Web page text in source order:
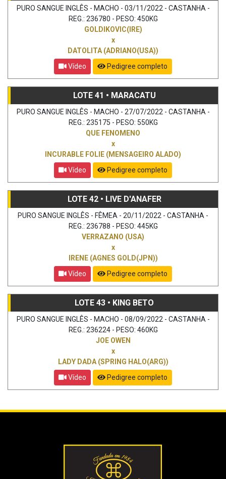
PURO SANGUE INGLÊS - MACHO - 03/11/2022 - CASTANHA -
REG.: 236780 - PESO: 450KG
GOLDIKOVIC(IRE)
x
DATOLITA (ADRIANO(USA))
Vídeo
Pedigree completo
LOTE 41 • MARACATU
PURO SANGUE INGLÊS - MACHO - 27/07/2022 - CASTANHA -
REG.: 235175 - PESO: 550KG
QUE FENOMENO
x
INCURABLE FOLIE (MENSAGEIRO ALADO)
Vídeo
Pedigree completo
LOTE 42 • LIVE D'ANAFER
PURO SANGUE INGLÊS - FÊMEA - 20/11/2022 - CASTANHA -
REG.: 236788 - PESO: 445KG
VERRAZANO (USA)
x
IRENE (AGNES GOLD(JPN))
Vídeo
Pedigree completo
LOTE 43 • KING BETO
PURO SANGUE INGLÊS - MACHO - 08/09/2022 - CASTANHA -
REG.: 236224 - PESO: 460KG
JOE OWEN
x
LADY DADA (SPRING HALO(ARG))
Vídeo
Pedigree completo